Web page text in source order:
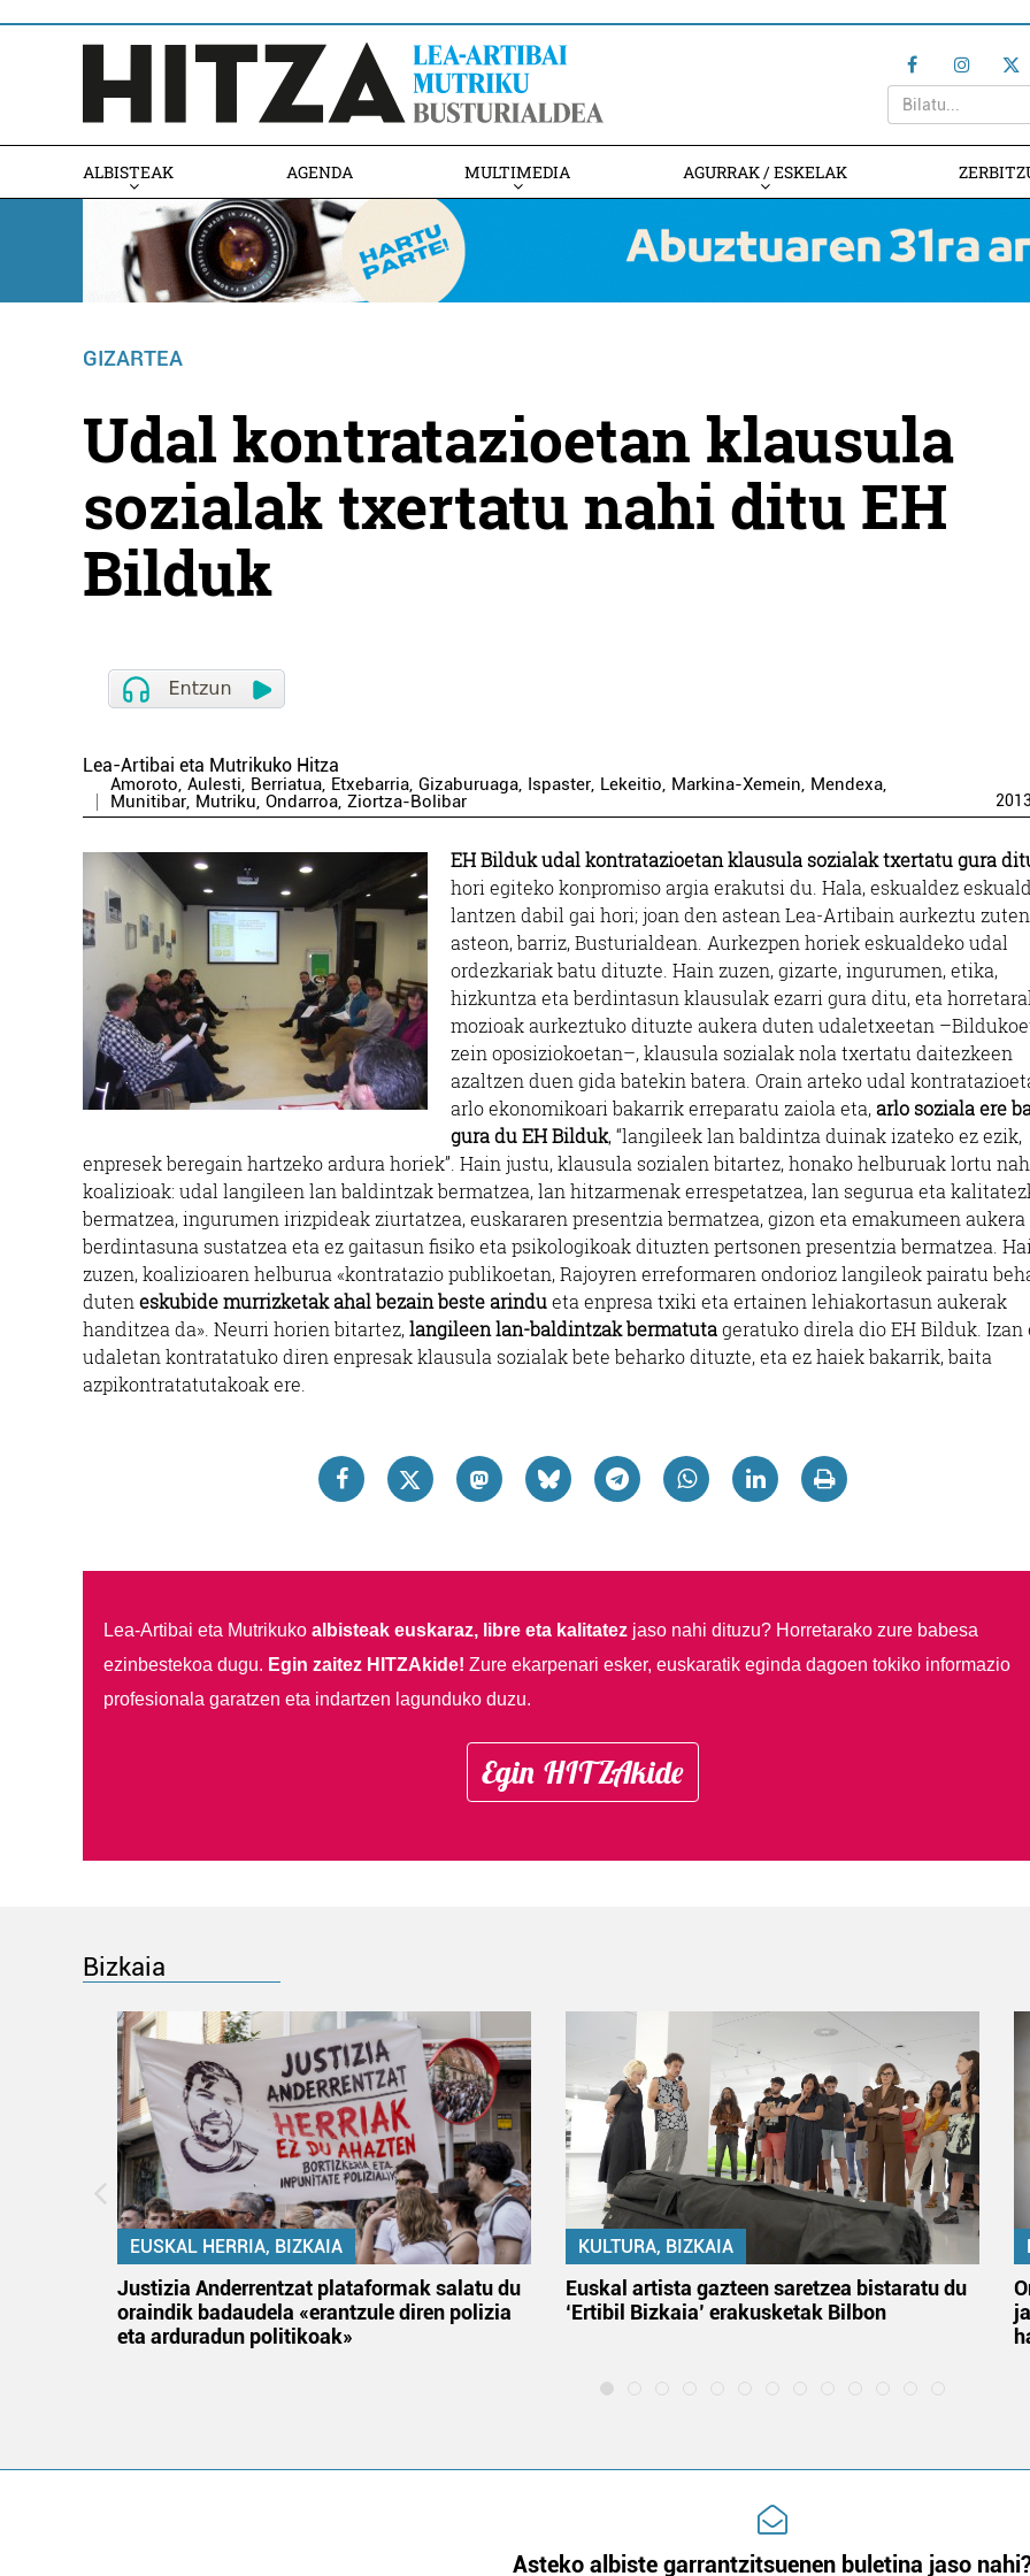
ALBISTEAK AGENDA MULTIMEDIA AGURRAK / ESKELAK
GIZARTEA
Udal kontratazioetan klausula
sozialak txertatu nahi ditu EH
Bilduk
Lea-Artibai eta Mutrikuko Hitza
Amoroto, Aulesti, Berriatua, Etxebarria, Gizaburuaga, Ispaster, Lekeitio, Markina-Xemein, Mendexa,
Munitibar, Mutriku, Ondarroa, Ziortza-Bolibar 2013
EH Bilduk udal kontratazioetan klausula sozialak txertatu gura
hori egiteko konpromiso argia erakutsi du. Hala, eskualdez
lantzen dabil gai hori; joan den astean Lea-Artibain aurkeztu
asteon, barriz, Busturialdean. Aurkezpen horiek eskualdeko udal
ordezkariak batu dituzte. Hain zuzen, gizarte, ingurumen, etika,
hizkuntza eta berdintasun klausulak ezarri gura ditu, eta
mozioak aurkeztuko dituzte aukera duten udaletxeetan
zein oposiziokoetan–, klausula sozialak nola txertatu daitezkeen
azaltzen duen gida batekin batera. Orain arteko udal
arlo ekonomikoari bakarrik erreparatu zaiola eta,arlo soziala ere
gura du EH Bilduk, “langileek lan baldintza duinak izateko ez ezik,
enpresek beregain hartzeko ardura horiek”. Hain justu, klausula sozialen bitartez, honako helburuak lortu
koalizioak: udal langileen lan baldintzak bermatzea, lan hitzarmenak errespetatzea, lan segurua eta
bermatzea, ingurumen irizpideak ziurtatzea, euskararen presentzia bermatzea, gizon eta emakumeen aukera
berdintasuna sustatzea eta ez gaitasun fisiko eta psikologikoak dituzten pertsonen presentzia bermatzea.
zuzen, koalizioaren helburua «kontratazio publikoetan, Rajoyren erreformaren ondorioz langileok pairatu
duten eskubide murrizketak ahal bezain beste arindueta enpresa txiki eta ertainen lehiakortasun aukerak
handitzea da». Neurri horien bitartez,langileen lan-baldintzak bermatutageratuko direla dio EH Bilduk. Izan
udaletan kontratatuko diren enpresak klausula sozialak bete beharko dituzte, eta ez haiek bakarrik, baita
azpikontratatutakoak ere.
Lea-Artibai eta Mutrikuko albisteak euskaraz, libre eta kalitatezjaso nahi dituzu? Horretarako zure babesa
ezinbestekoa dugu. Egin zaitez HITZAkide! Zure ekarpenari esker, euskaratik eginda dagoen tokiko informazio
profesionala garatzen eta indartzen lagunduko duzu.
Egin HITZAkide
Bizkaia
EUSKAL HERRIA, BIZKAIA
Justizia Anderrentzat plataformak salatu du
oraindik badaudela «erantzule diren polizia
eta arduradun politikoak»
KULTURA, BIZKAIA
Euskal artista gazteen saretzea bistaratu du
‘Ertibil Bizkaia’ erakusketak Bilbon
Asteko albiste garrantzitsuenen buletina jaso